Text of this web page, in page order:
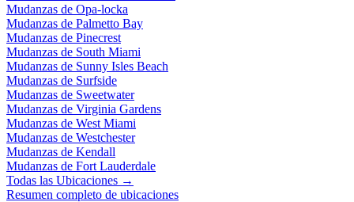
Mudanzas de Opa-locka
Mudanzas de Palmetto Bay
Mudanzas de Pinecrest
Mudanzas de South Miami
Mudanzas de Sunny Isles Beach
Mudanzas de Surfside
Mudanzas de Sweetwater
Mudanzas de Virginia Gardens
Mudanzas de West Miami
Mudanzas de Westchester
Mudanzas de Kendall
Mudanzas de Fort Lauderdale
Todas las Ubicaciones →
Resumen completo de ubicaciones